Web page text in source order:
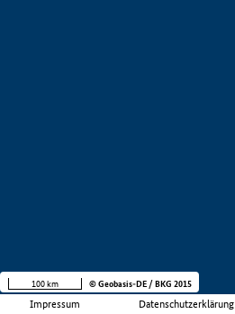
Impressum Datenschutzerklärung
100 km © Geobasis-DE / BKG 2015